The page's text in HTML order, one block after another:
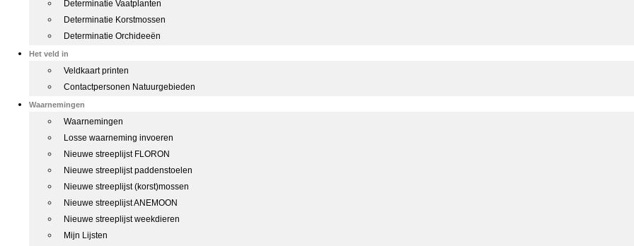
Determinatie Vaatplanten
Determinatie Korstmossen
Determinatie Orchideeën
Het veld in
Veldkaart printen
Contactpersonen Natuurgebieden
Waarnemingen
Waarnemingen
Losse waarneming invoeren
Nieuwe streeplijst FLORON
Nieuwe streeplijst paddenstoelen
Nieuwe streeplijst (korst)mossen
Nieuwe streeplijst ANEMOON
Nieuwe streeplijst weekdieren
Mijn Lijsten